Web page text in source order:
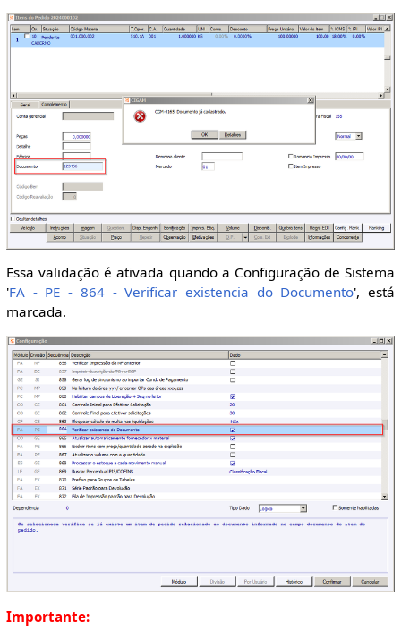
Essa validação é ativada quando a Configuração de Sistema
'FA - PE - 864 - Verificar existencia do Documento', está
marcada.
Importante: